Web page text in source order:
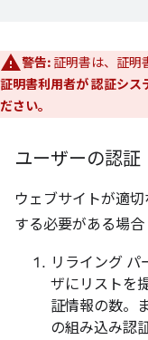
警告: 証明書は、証明
証明書利用者が 認証シス
ださい。
ユーザーの認証
ウェブサイトが適
する必要がある場合
リライング パ
ザにリストを
証情報の数。
の組み込み認